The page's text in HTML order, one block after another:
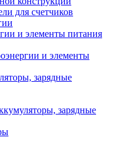
для счетчиков
и элементы питания
и элементы
зарядные
зарядные